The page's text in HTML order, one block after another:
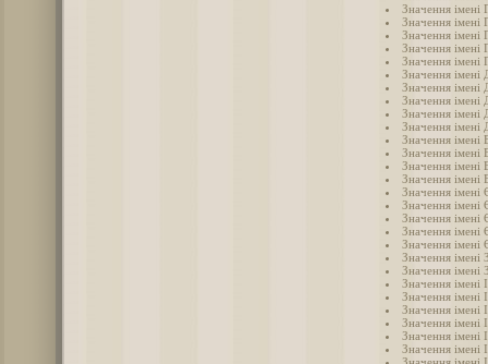
Значення імені
Значення імені
Значення імені
Значення імені
Значення імені
Значення імені
Значення імені
Значення імені
Значення імені
Значення імені
Значення імені
Значення імені
Значення імені
Значення імені
Значення імені
Значення імені
Значення імені
Значення імені
Значення імені
Значення імені
Значення імені
Значення імені
Значення імені
Значення імені
Значення імені
Значення імені
Значення імені